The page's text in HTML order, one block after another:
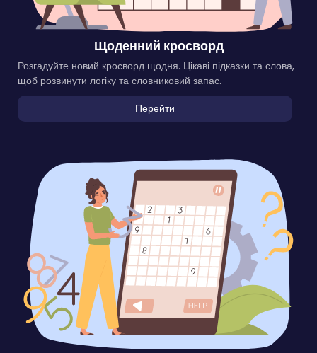
Щоденний кросворд
Розгадуйте новий кросворд щодня. Цікаві підказки та слова,
щоб розвинути логіку та словниковий запас.
Перейти